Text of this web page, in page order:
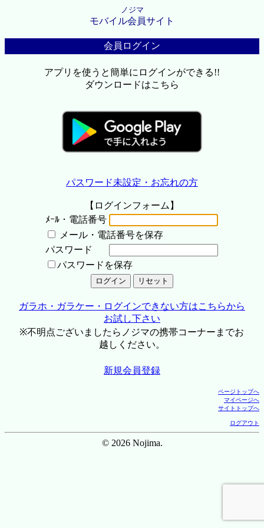
ノジマ
モバイル会員サイト
会員ログイン
アプリを使うと簡単にログインができる!!
ダウンロードはこちら
パスワード未設定・お忘れの方
【ログインフォーム】
ﾒｰﾙ・電話番号
メール・電話番号を保存
パスワード
パスワードを保存
ガラホ・ガラケー・ログインできない方はこちらから
お試し下さい
※不明点ございましたらノジマの携帯コーナーまでお
越しください。
新規会員登録
ページトップへ
マイページへ
サイトトップへ
ログアウト
© 2026 Nojima.